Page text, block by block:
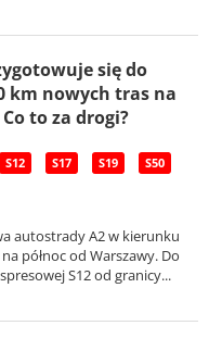
się do
km nowych tras na
to za drogi?
S12 S17 S19 S50
autostrady A2 w kierunku
północ od Warszawy. Do
S12 od granicy...